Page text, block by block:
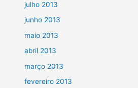
julho 2013
junho 2013
maio 2013
abril 2013
março 2013
fevereiro 2013